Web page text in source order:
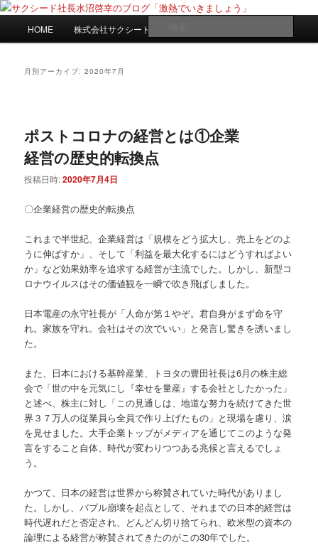
メ
サ
サクシード社長水沼啓幸のブログ
日々是激熱
HOME 株式会社サクシードwebサイト
月別アーカイブ:2020年7月
ポストコロナの経営とは①企業
経営の歴史的転換点
投稿日時:2020年7月4日
〇企業経営の歴史的転換点
これまで半世紀、企業経営は「規模をどう拡大し、売上をどのよ
うに伸ばすか」、そして「利益を最大化するにはどうすればよい
か」など効果効率を追求する経営が主流でした。しかし、新型コ
ロナウイルスはその価値観を一瞬で吹き飛ばしました。
日本電産の永守社長が「人命が第１やぞ。君自身がまず命を守
れ。家族を守れ。会社はその次でいい」と発言し驚きを誘いまし
た。
また、日本における基幹産業、トヨタの豊田社長は6月の株主総
会で「世の中を元気にし『幸せを量産』する会社としたかった」
と述べ、株主に対し「この見通しは、地道な努力を続けてきた世
界３７万人の従業員ら全員で作り上げたもの」と現場を慮り、涙
を見せました。大手企業トップがメディアを通じてこのような発
言をすること自体、時代が変わりつつある兆候と言えるでしょ
う。
かつて、日本の経営は世界から称賛されていた時代がありまし
た。しかし、バブル崩壊を起点として、それまでの日本的経営は
時代遅れだと否定され、どんどん切り捨てられ、欧米型の資本の
論理による経営が称賛されてきたのがこの30年でした。